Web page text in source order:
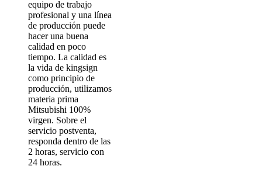
equipo de trabajo
profesional y una línea
de producción puede
hacer una buena
calidad en poco
tiempo. La calidad es
la vida de kingsign
como principio de
producción, utilizamos
materia prima
Mitsubishi 100%
virgen. Sobre el
servicio postventa,
responda dentro de las
2 horas, servicio con
24 horas.